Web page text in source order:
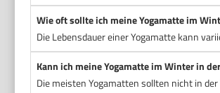
Wie oft sollte ich meine Yogamatte im
Die Lebensdauer einer Yogamatte kann
Kann ich meine Yogamatte im Winter in
Die meisten Yogamatten sollten nicht in